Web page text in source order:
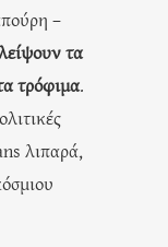
–
τα
τρόφιμα.
λιπαρά,